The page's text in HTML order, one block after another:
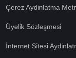
Çerez Aydinlatma
Üyeli̇k Sözleşmesi̇
İnternet Si̇tesi̇